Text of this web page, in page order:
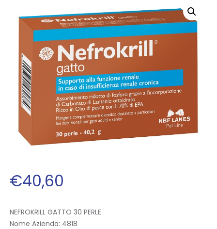
€40,60
NEFROKRILL GATTO 30 PERLE
Nome Azienda: 4818